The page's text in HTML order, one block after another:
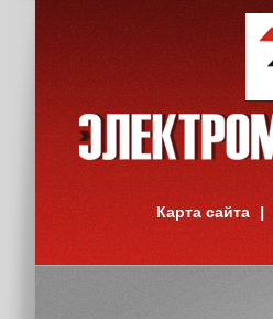
Карта сайта